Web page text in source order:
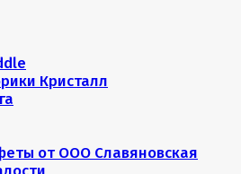
Кристалл
от ООО Славяновская